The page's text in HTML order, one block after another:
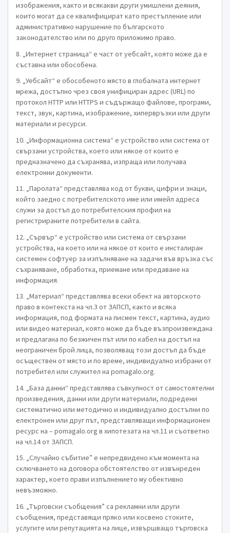
изображения, както и всякакви други умишлени деяния,
които могат да се квалифицират като престъпление или
административно нарушение по българското
законодателство или по друго приложимо право.
8. „Интернет страница“ е част от уебсайт, която може да е
съставна или обособена.
9. „Уебсайт“ е обособеното място в глобалната интернет
мрежа, достъпно чрез своя унифициран адрес (URL) по
протокол HTTP или HTTPS и съдържащо файлове, програми,
текст, звук, картина, изображение, хипервръзки или други
материали и ресурси.
10. „Информационна система“ е устройство или система от
свързани устройства, което или някое от които е
предназначено да съхранява, изпраща или получава
електронни документи.
11. „Паролата“ представлява код от букви, цифри и знаци,
който заедно с потребителското име или имейл адреса
служи за достъп до потребителския профил на
регистрираните потребители в сайта.
12. „Сървър“ е устройство или система от свързани
устройства, на което или на някое от които е инсталиран
системен софтуер за изпълняване на задачи във връзка със
съхраняване, обработка, приемане или предаване на
информация.
13. „Материал“ представлява всеки обект на авторското
право в контекста на чл.3 от ЗАПСП, както и всяка
информация, под формата на писмен текст, картина, аудио
или видео материал, която може да бъде възпроизвеждана
и предлагана по безжичен път или по кабел на достъп на
неограничен брой лица, позволяващ този достъп да бъде
осъществен от място и по време, индивидуално избрани от
потребител или служител на pomagalo.org.
14. „База данни“ представлява съвкупност от самостоятелни
произведения, данни или други материали, подредени
систематично или методично и индивидуално достъпни по
електронен или друг път, представляващи информационен
ресурс на – pomagalo.org в хипотезата на чл.11 и съответно
на чл.14 от ЗАПСП.
15. „Случайно събитие” е непредвидено към момента на
сключването на договора обстоятелство от извънреден
характер, което прави изпълнението му обективно
невъзможно.
16. „Търговски съобщения” са рекламни или други
съобщения, представящи пряко или косвено стоките,
услугите или репутацията на лице, извършващо търговска